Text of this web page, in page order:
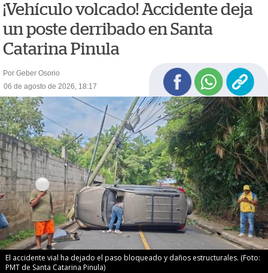
¡Vehículo volcado! Accidente deja
un poste derribado en Santa
Catarina Pinula
Por Geber Osorio
06 de agosto de 2026, 18:17
El accidente vial ha dejado el paso bloqueado y daños estructurales. (Foto:
PMT de Santa Catarina Pinula)